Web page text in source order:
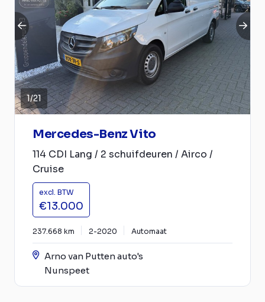
1/21
Mercedes-Benz Vito
114 CDI Lang / 2 schuifdeuren / Airco /
Cruise
excl. BTW
€13.000
237.668 km 2-2020 Automaat
Arno van Putten auto's
Nunspeet